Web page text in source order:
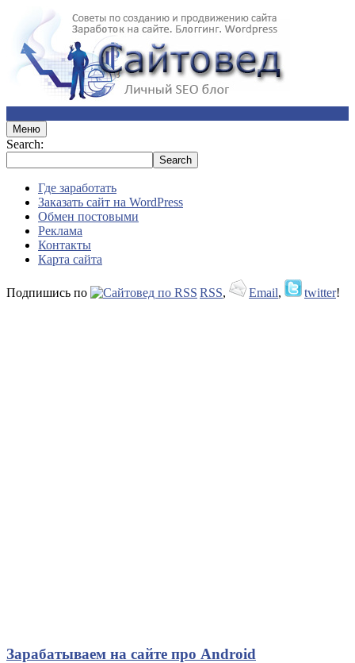
Меню
Search:
Где заработать
Заказать сайт на WordPress
Обмен постовыми
Реклама
Контакты
Карта сайта
Подпишись по RSS, Email, twitter!
Зарабатываем на сайте про Android